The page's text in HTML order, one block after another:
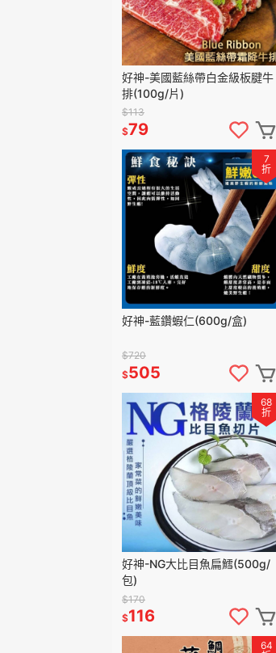
好神-美國藍絲帶白金級板腱牛
排(100g/片)
$113
$79
7
折
好神-藍鑽蝦仁(600g/盒)
$720
$505
68
折
好神-NG大比目魚扁鱈(500g/
包)
$170
$116
64